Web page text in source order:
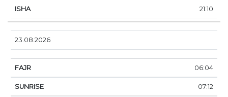
21:10
23.08.2026
06:04
07:12